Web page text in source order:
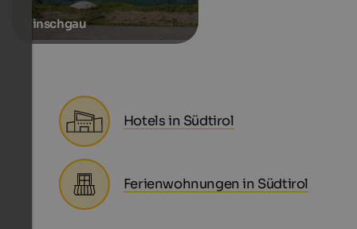
Vinschgau
Hotels in Südtirol
Ferienwohnungen in Südtirol